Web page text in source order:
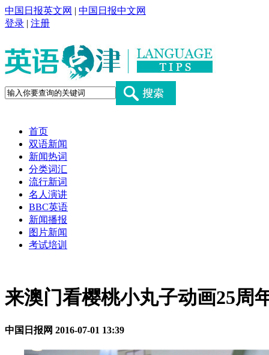
中国日报英文网 | 中国日报中文网
登录 | 注册
首页
双语新闻
新闻热词
分类词汇
流行新词
名人演讲
BBC英语
新闻播报
图片新闻
考试培训
来澳门看樱桃小丸子动画25周
中国日报网 2016-07-01 13:39